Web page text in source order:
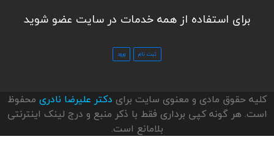
برای استفاده از همه خدمات در سایت عضو شوید
کلیه حقوق مادی و معنوی سایت برای دکتر علیرضا نادری محفوظ
است. هر گونه کپی برداری فقط با ذکر منبع و درج لینک اینترنتی
بلامانع است.